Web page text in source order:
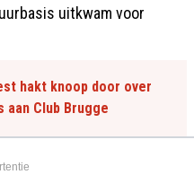
uitkwam voor
hakt knoop door over
aan Club Brugge